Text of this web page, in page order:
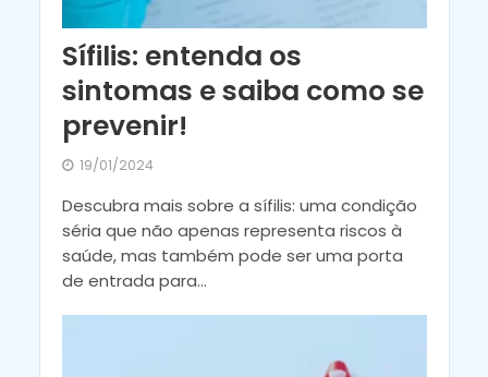
Sífilis: entenda os
sintomas e saiba como se
prevenir!
19/01/2024
Descubra mais sobre a sífilis: uma condição
séria que não apenas representa riscos à
saúde, mas também pode ser uma porta
de entrada para...